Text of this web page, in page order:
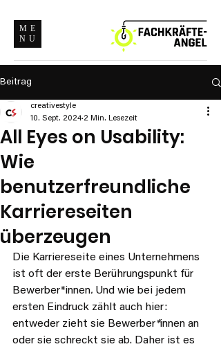
ME
NU
Beitrag
All Eyes on Usability:
Wie
benutzerfreundliche
Karriereseiten
überzeugen
creativestyle
10. Sept. 2024 2 Min. Lesezeit
Die Karriereseite eines Unternehmens
ist oft der erste Berührungspunkt für
Bewerber*innen. Und wie bei jedem
ersten Eindruck zählt auch hier:
entweder zieht sie Bewerber*innen an
oder sie schreckt sie ab. Daher ist es